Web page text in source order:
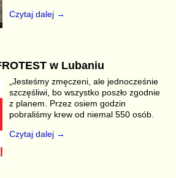
Czytaj dalej →
w Lubaniu
„Jesteśmy zmęczeni, ale jednocześnie
szczęśliwi, bo wszystko poszło zgodnie
z planem. Przez osiem godzin
pobraliśmy krew od niemal 550 osób.
Czytaj dalej →